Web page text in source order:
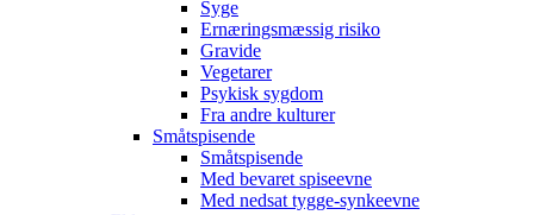
Syge
Ernæringsmæssig risiko
Gravide
Vegetarer
Psykisk sygdom
Fra andre kulturer
Småtspisende
Småtspisende
Med bevaret spiseevne
Med nedsat tygge-synkeevne